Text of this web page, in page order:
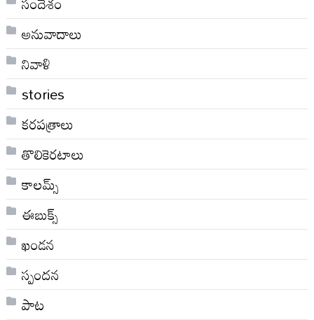
అనువాదాలు
నివాళి
stories
కరపత్రాలు
తొలికెరటాలు
కాలమ్స్
ఈబుక్స్
ఖండన
స్పందన
పాట